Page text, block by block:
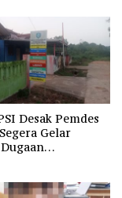
Desak Pemdes
Gelar